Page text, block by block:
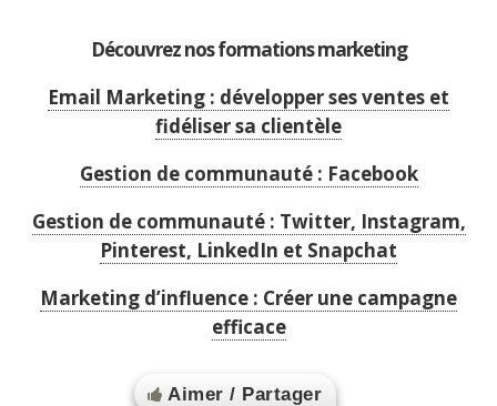
Découvrez nos formations marketing
Email Marketing : développer ses ventes et
fidéliser sa clientèle
Gestion de communauté : Facebook
Gestion de communauté : Twitter, Instagram,
Pinterest, LinkedIn et Snapchat
Marketing d’influence : Créer une campagne
efficace
Aimer / Partager